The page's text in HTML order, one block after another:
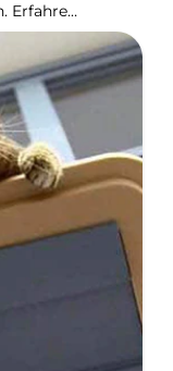
Erfahre
Vorteile.